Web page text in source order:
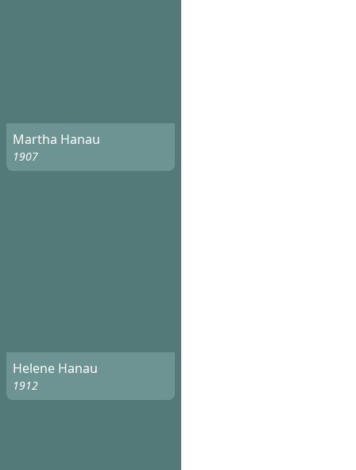
Martha Hanau
1907
Helene Hanau
1912